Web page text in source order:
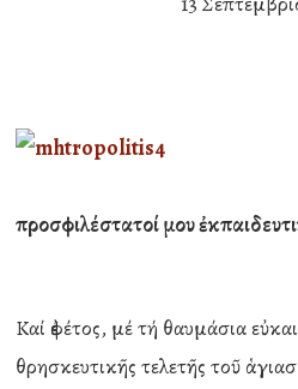
προσφιλέστατοί μου
Καί ἐφέτος, μέ τή θαυμάσια
θρησκευτικῆς τελετῆς τοῦ